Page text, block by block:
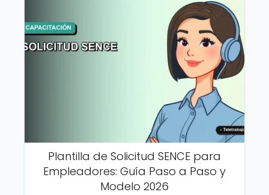
Plantilla de Solicitud SENCE para
Empleadores: Guía Paso a Paso y
Modelo 2026